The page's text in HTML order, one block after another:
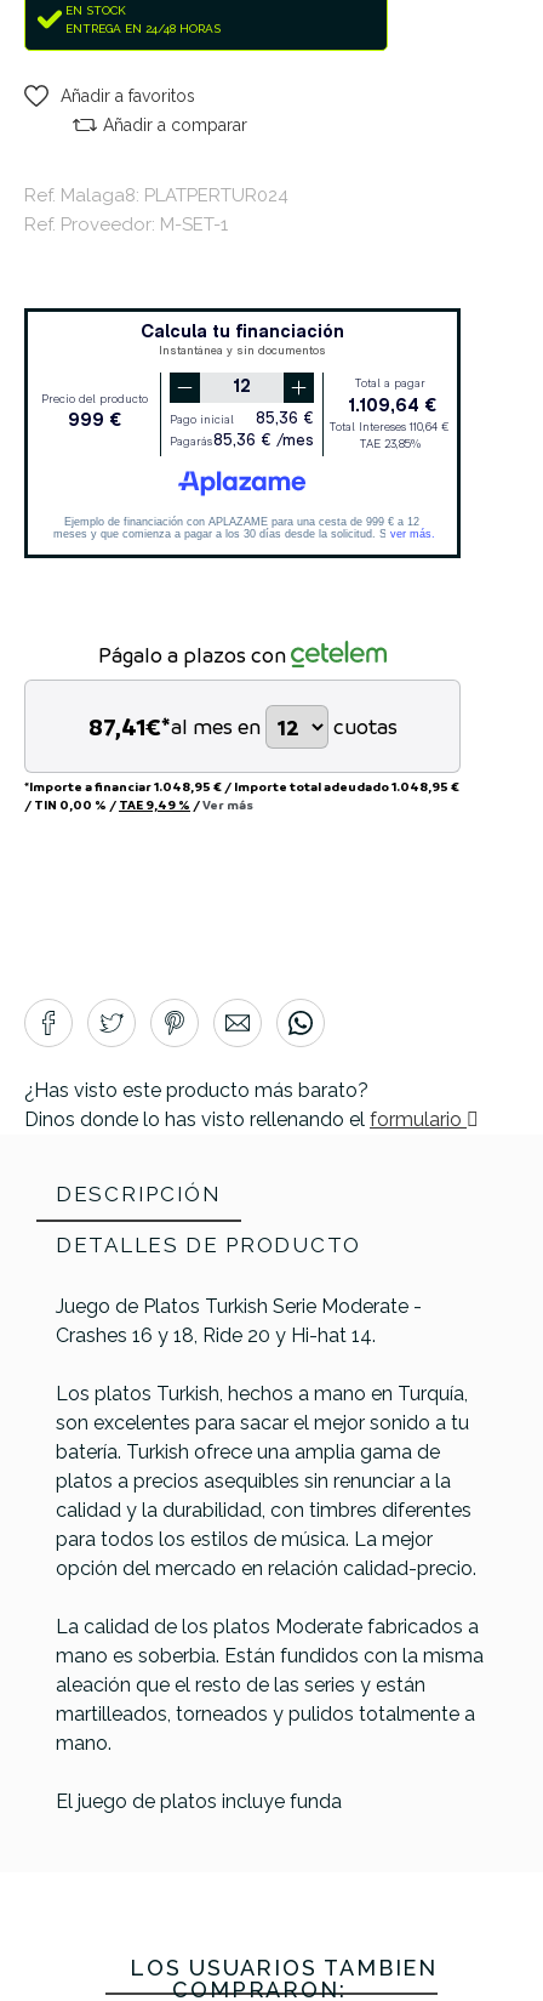
EN STOCK
ENTREGA EN 24/48 HORAS
Añadir a favoritos
Añadir a comparar
Ref. Malaga8: PLATPERTUR024
Ref. Proveedor: M-SET-1
Págalo a plazos con
87,41€*al mes en cuotas
*Importe a financiar1.048,95 € / Importe total adeudado1.048,95 €
/ TIN 0,00 % / TAE 9,49 % /Ver más
¿Has visto este producto más barato?
Dinos donde lo has visto rellenando el formulario
DESCRIPCIÓN
DETALLES DE PRODUCTO
Juego de Platos Turkish Serie Moderate -
Crashes 16 y 18, Ride 20 y Hi-hat 14.
Los platos Turkish, hechos a mano en Turquía,
son excelentes para sacar el mejor sonido a tu
batería. Turkish ofrece una amplia gama de
platos a precios asequibles sin renunciar a la
calidad y la durabilidad, con timbres diferentes
para todos los estilos de música. La mejor
opción del mercado en relación calidad-precio.
La calidad de los platos Moderate fabricados a
mano es soberbia. Están fundidos con la misma
aleación que el resto de las series y están
martilleados, torneados y pulidos totalmente a
mano.
El juego de platos incluye funda
Referencia PLATPERTUR024
LOS USUARIOS TAMBIÉN
COMPRARON: